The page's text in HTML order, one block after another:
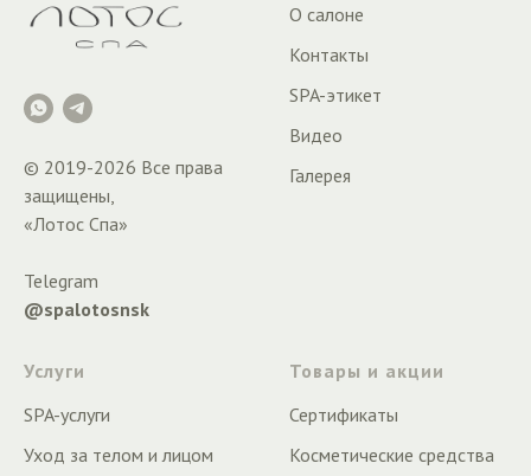
© 2019-2026 Все права
защищены,
«Лотос Спа»
Telegram
@spalotosnsk
О салоне
Контакты
SPA-этикет
Видео
Галерея
Услуги
SPA-услуги
Уход за телом и лицом
Товары и акции
Сертификаты
Косметические средства